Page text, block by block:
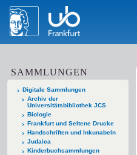
SAMMLUNGEN
Digitale Sammlungen
Archiv der
Universitätsbibliothek JCS
Biologie
Frankfurt und Seltene Drucke
Handschriften und Inkunabeln
Judaica
Kinderbuchsammlungen